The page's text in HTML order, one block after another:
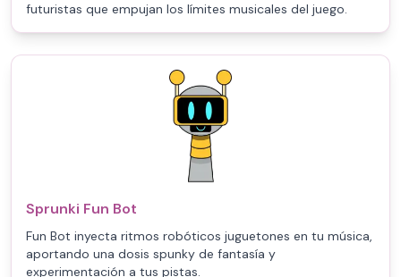
futuristas que empujan los límites musicales del juego.
Sprunki Fun Bot
Fun Bot inyecta ritmos robóticos juguetones en tu música,
aportando una dosis spunky de fantasía y
experimentación a tus pistas.